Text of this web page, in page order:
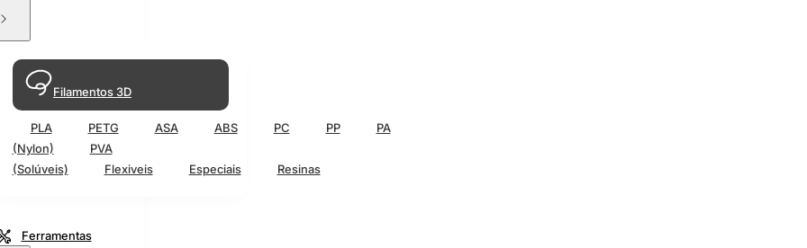
Filamentos 3D
PLA PETG ASA ABS PC PP
PA
(Nylon)
PVA
(Solúveis)
Flexiveis Especiais Resinas
Ferramentas